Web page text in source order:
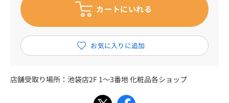
店舗受取り場所： 池袋店2F 1～3番地 化粧品各ショップ